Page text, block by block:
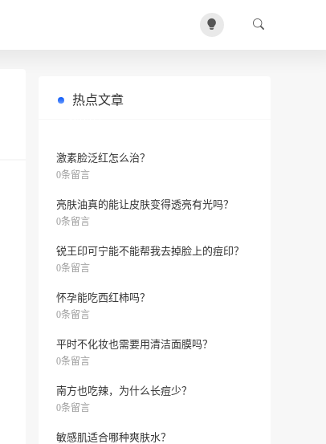
热点文章
激素脸泛红怎么治？
0条留言
亮肤油真的能让皮肤变得透亮有光吗？
0条留言
锐王印可宁能不能帮我去掉脸上的痘印？
0条留言
怀孕能吃西红柿吗？
0条留言
平时不化妆也需要用清洁面膜吗？
0条留言
南方也吃辣，为什么长痘少？
0条留言
敏感肌适合哪种爽肤水？